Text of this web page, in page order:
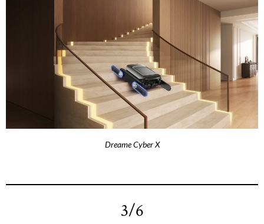
Dreame Cyber X
3/6